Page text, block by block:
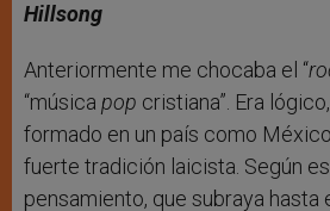
Hillsong
Anteriormente me chocaba el “
“música pop cristiana”. Era
formado en un país como
fuerte tradición laicista. Según
pensamiento, que subraya hasta